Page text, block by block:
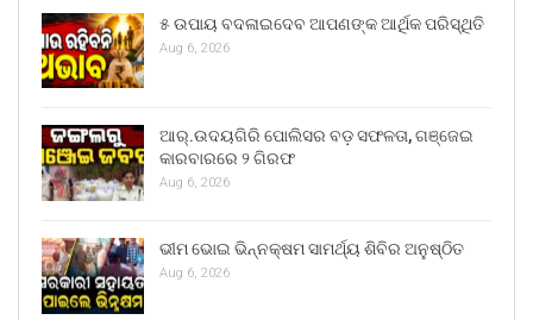
୫ ଉପାୟ ବଦଳାଇଦେବ ଆପଣଙ୍କ ଆର୍ଥିକ ପରିସ୍ଥିତି
Aug 6, 2026
ଆର୍.ଉଦୟଗିରି ପୋଲିସର ବଡ଼ ସଫଳତା, ଗଞ୍ଜେଇ
କାରବାରରେ ୨ ଗିରଫ
Aug 6, 2026
ଭୀମ ଭୋଇ ଭିନ୍ନକ୍ଷମ ସାମର୍ଥ୍ୟ ଶିବିର ଅନୁଷ୍ଠିତ
Aug 6, 2026